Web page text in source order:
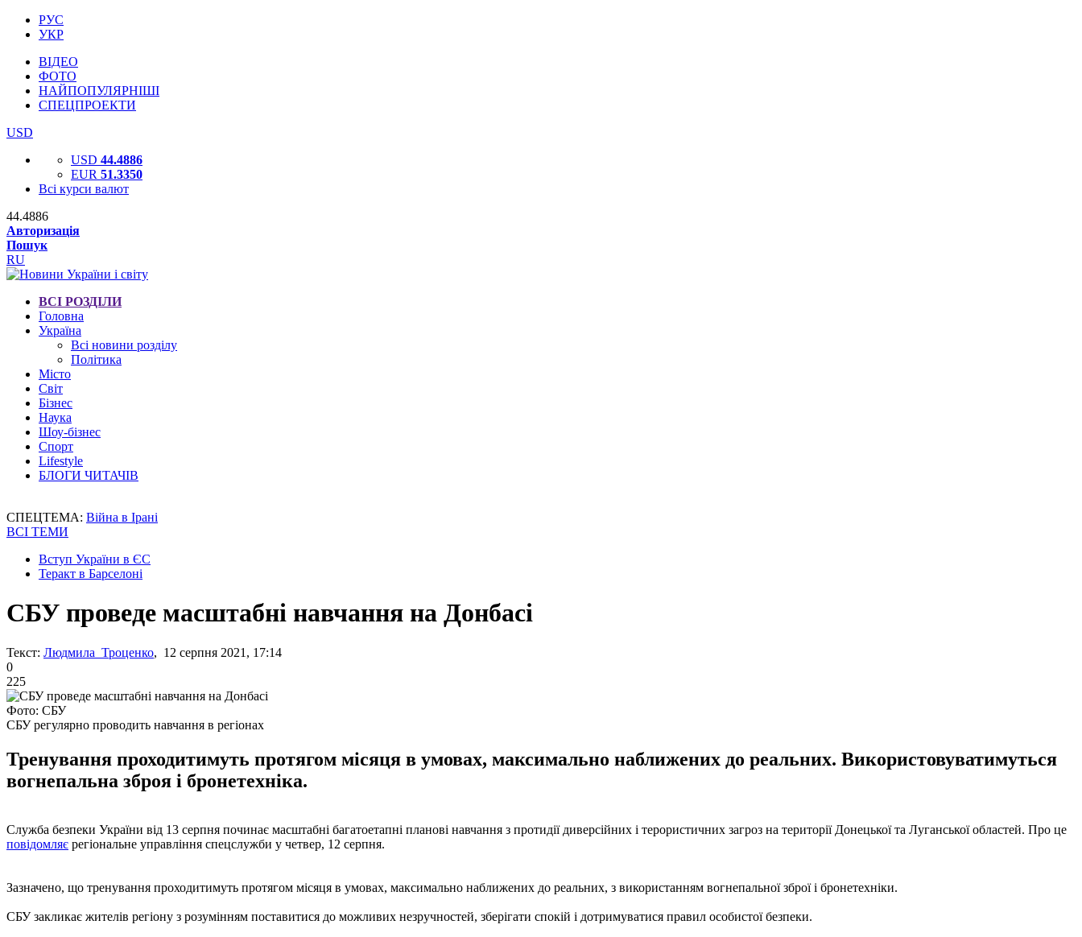
РУС
УКР
ВІДЕО
ФОТО
НАЙПОПУЛЯРНІШІ
СПЕЦПРОЕКТИ
USD
USD 44.4886
EUR 51.3350
Всі курси валют
44.4886
Авторизація
Пошук
RU
ВСІ РОЗДІЛИ
Головна
Україна
Всі новини розділу
Політика
Місто
Світ
Бізнес
Наука
Шоу-бізнес
Спорт
Lifestyle
БЛОГИ ЧИТАЧІВ
СПЕЦТЕМА: Війна в Ірані
ВСІ ТЕМИ
Вступ України в ЄС
Теракт в Барселоні
СБУ проведе масштабні навчання на Донбасі
Текст: Людмила Троценко, 12 серпня 2021, 17:14
0
225
Фото: СБУ
СБУ регулярно проводить навчання в регіонах
Тренування проходитимуть протягом місяця в умовах, максимально наближених до реальних. Використовуватимуться
вогнепальна зброя і бронетехніка.
Служба безпеки України від 13 серпня починає масштабні багатоетапні планові навчання з протидії диверсійних і терористичних загроз на території Донецької та Луганської областей. Про це
повідомляє регіональне управління спецслужби у четвер, 12 серпня.
Зазначено, що тренування проходитимуть протягом місяця в умовах, максимально наближених до реальних, з використанням вогнепальної зброї і бронетехніки.
СБУ закликає жителів регіону з розумінням поставитися до можливих незручностей, зберігати спокій і дотримуватися правил особистої безпеки.